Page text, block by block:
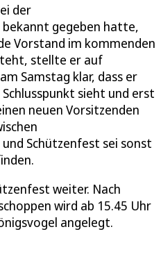
der
gegeben hatte,
Vorstand im kommenden
stellte er auf
Samstag klar, dass er
sieht und erst
neuen Vorsitzenden
Schützenfest sei sonst
weiter. Nach
wird ab 15.45 Uhr
angelegt.